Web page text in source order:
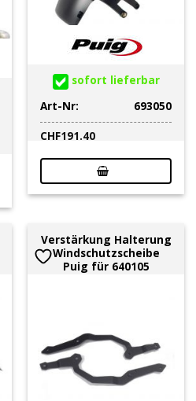
sofort lieferbar
Art-Nr:
693050
CHF191.40
Verstärkung Halterung
Windschutzscheibe
Puig für 640105